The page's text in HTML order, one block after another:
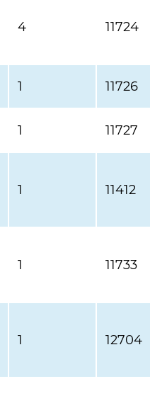
4 11724
1 11726
1 11727
1 11412
1 11733
1 12704